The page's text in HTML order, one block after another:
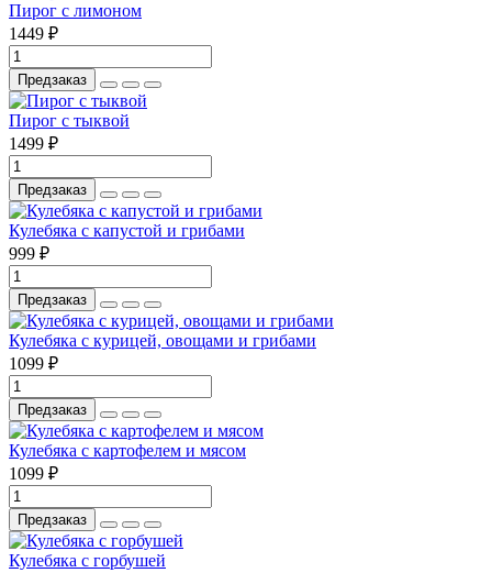
Пирог с лимоном
1449 ₽
Предзаказ
Пирог с тыквой
1499 ₽
Предзаказ
Кулебяка с капустой и грибами
999 ₽
Предзаказ
Кулебяка с курицей, овощами и грибами
1099 ₽
Предзаказ
Кулебяка с картофелем и мясом
1099 ₽
Предзаказ
Кулебяка с горбушей